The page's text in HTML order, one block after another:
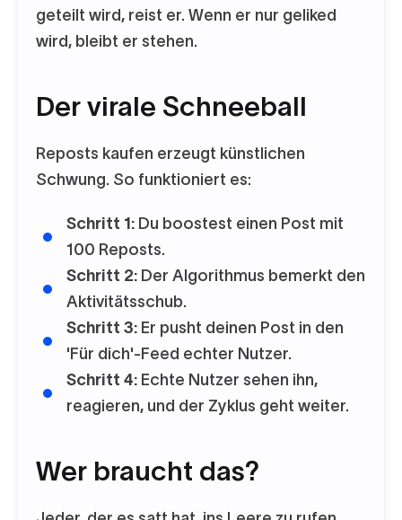
geteilt wird, reist er. Wenn er nur geliked
wird, bleibt er stehen.
Der virale Schneeball
Reposts kaufen erzeugt künstlichen
Schwung. So funktioniert es:
Schritt 1: Du boostest einen Post mit
100 Reposts.
Schritt 2: Der Algorithmus bemerkt den
Aktivitätsschub.
Schritt 3: Er pusht deinen Post in den
'Für dich'-Feed echter Nutzer.
Schritt 4: Echte Nutzer sehen ihn,
reagieren, und der Zyklus geht weiter.
Wer braucht das?